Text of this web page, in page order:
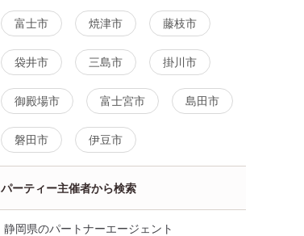
富士市 焼津市 藤枝市
袋井市 三島市 掛川市
御殿場市 富士宮市 島田市
磐田市 伊豆市
パーティー主催者から検索
静岡県のパートナーエージェント